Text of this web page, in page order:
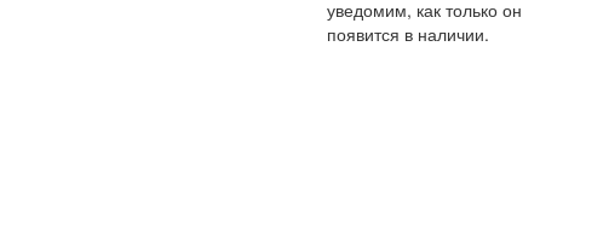
уведомим, как только он
появится в наличии.